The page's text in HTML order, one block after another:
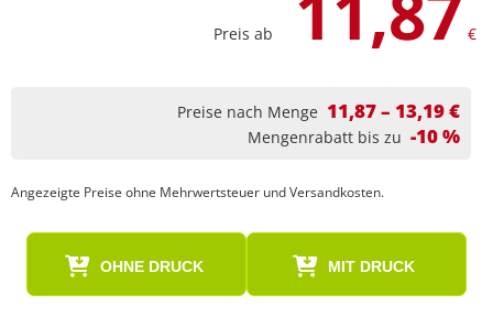
Preis ab €
Preise nach Menge 11,87 – 13,19 €
Mengenrabatt bis zu -10 %
Angezeigte Preise ohne Mehrwertsteuer und Versandkosten.
OHNE DRUCK MIT DRUCK